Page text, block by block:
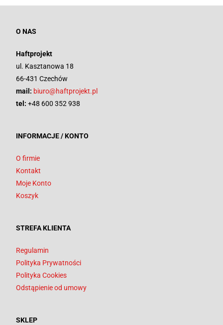
O NAS
Haftprojekt
ul. Kasztanowa 18
66-431 Czechów
mail: biuro@haftprojekt.pl
tel: +48 600 352 938
INFORMACJE / KONTO
O firmie
Kontakt
Moje Konto
Koszyk
STREFA KLIENTA
Regulamin
Polityka Prywatności
Polityka Cookies
Odstąpienie od umowy
SKLEP